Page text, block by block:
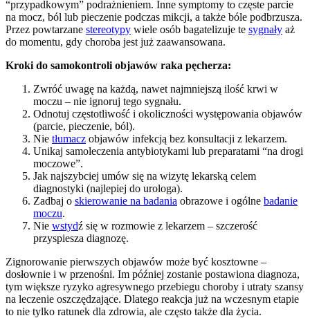
“przypadkowym” podrażnieniem. Inne symptomy to częste parcie
na mocz, ból lub pieczenie podczas mikcji, a także bóle podbrzusza.
Przez powtarzane stereotypy wiele osób bagatelizuje te sygnały aż
do momentu, gdy choroba jest już zaawansowana.
Kroki do samokontroli objawów raka pęcherza:
Zwróć uwagę na każdą, nawet najmniejszą ilość krwi w
moczu – nie ignoruj tego sygnału.
Odnotuj częstotliwość i okoliczności występowania objawów
(parcie, pieczenie, ból).
Nie tłumacz objawów infekcją bez konsultacji z lekarzem.
Unikaj samoleczenia antybiotykami lub preparatami “na drogi
moczowe”.
Jak najszybciej umów się na wizytę lekarską celem
diagnostyki (najlepiej do urologa).
Zadbaj o skierowanie na badania obrazowe i ogólne badanie
moczu.
Nie wstydź się w rozmowie z lekarzem – szczerość
przyspiesza diagnozę.
Zignorowanie pierwszych objawów może być kosztowne –
dosłownie i w przenośni. Im później zostanie postawiona diagnoza,
tym większe ryzyko agresywnego przebiegu choroby i utraty szansy
na leczenie oszczędzające. Dlatego reakcja już na wczesnym etapie
to nie tylko ratunek dla zdrowia, ale często także dla życia.